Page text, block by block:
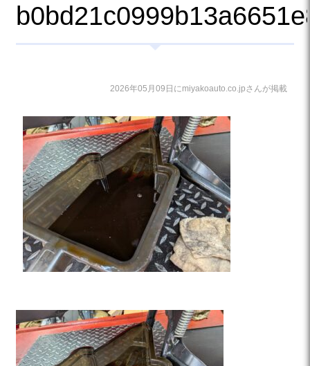
2026年05月09日にmiyakoauto.co.jpさんが掲載